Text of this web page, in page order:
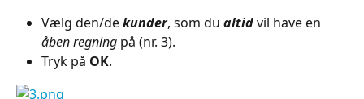
Vælg den/de kunder, som du altid vil have en
åben regning på (nr. 3).
Tryk på OK.